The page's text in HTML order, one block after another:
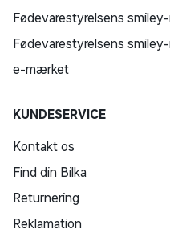
Fødevarestyrelsens
Fødevarestyrelsens
e-mærket
KUNDESERVICE
Kontakt os
Find din Bilka
Returnering
Reklamation